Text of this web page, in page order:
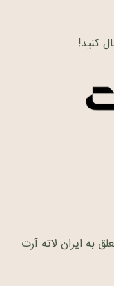
کنید!
به ایران لاته آرت